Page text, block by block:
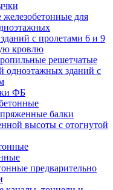
для
с пролетами 6 и 9
кровлю
решетчатые
одноэтажных зданий с
ФБ
балки
высоты с отогнутой
предварительно